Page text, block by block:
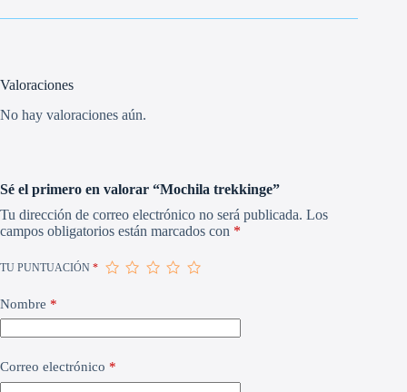
Valoraciones
No hay valoraciones aún.
Sé el primero en valorar “Mochila trekkinge”
Tu dirección de correo electrónico no será publicada. Los
campos obligatorios están marcados con *
TU PUNTUACIÓN *
Nombre *
Correo electrónico *